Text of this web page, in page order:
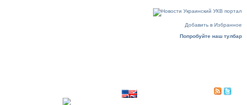
Добавить в Избранное
Попробуйте наш тулбар